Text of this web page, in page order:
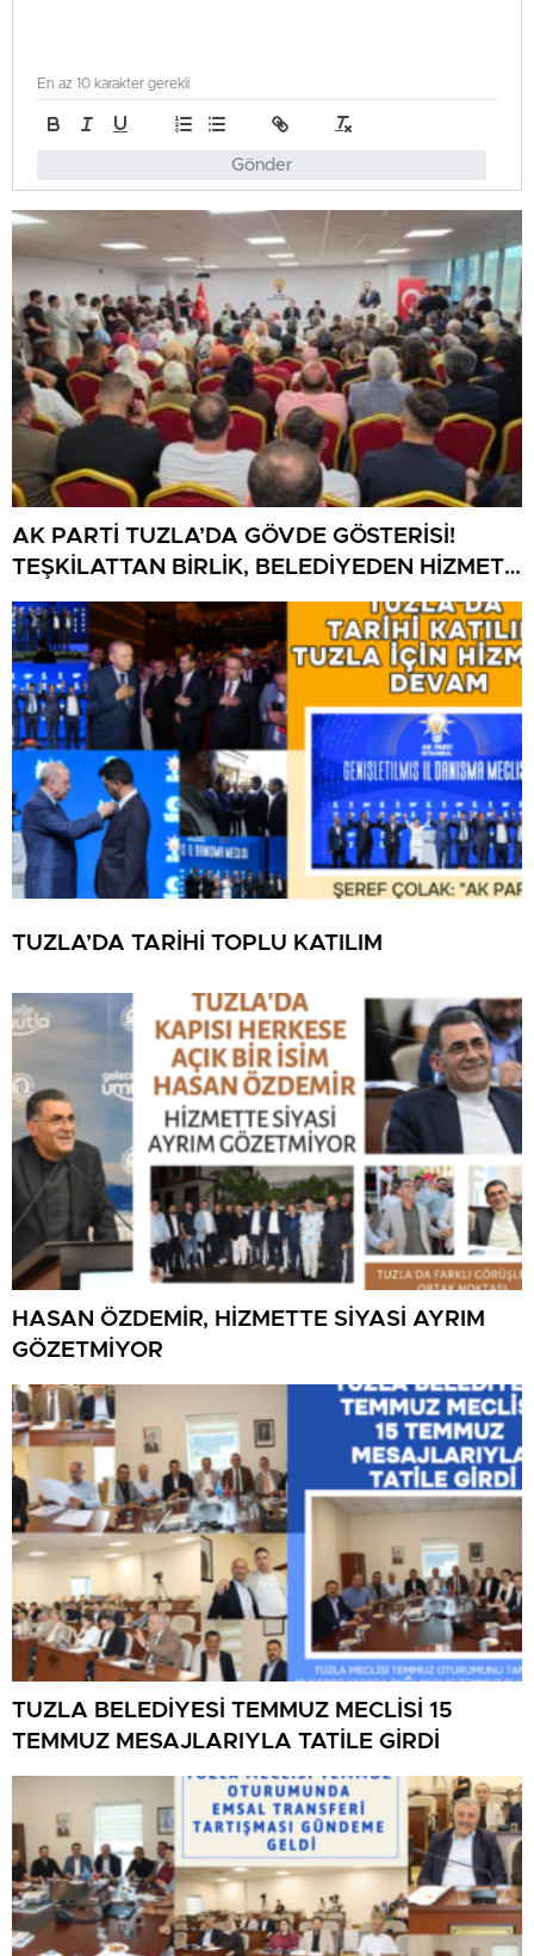
Gönder
En az 10 karakter gerekli
AK PARTİ TUZLA’DA GÖVDE GÖSTERİSİ!
TEŞKİLATTAN BİRLİK, BELEDİYEDEN HİZMET
MESAJI
TUZLA’DA TARİHİ TOPLU KATILIM
HASAN ÖZDEMİR, HİZMETTE SİYASİ AYRIM
GÖZETMİYOR
TUZLA BELEDİYESİ TEMMUZ MECLİSİ 15
TEMMUZ MESAJLARIYLA TATİLE GİRDİ